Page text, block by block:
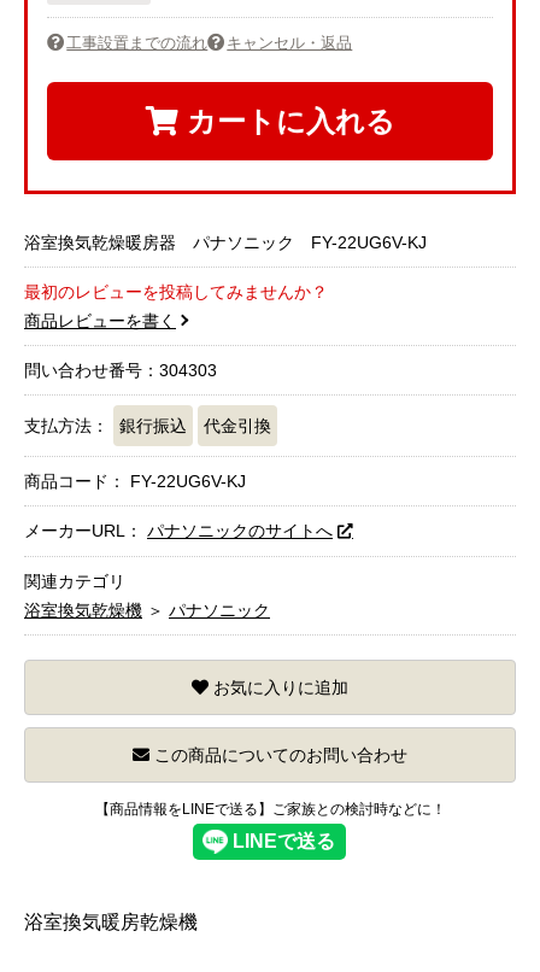
工事設置までの流れ キャンセル・返品
カートに入れる
浴室換気乾燥暖房器 パナソニック FY-22UG6V-KJ
最初のレビューを投稿してみませんか？
商品レビューを書く
問い合わせ番号：304303
支払方法： 銀行振込 代金引換
商品コード： FY-22UG6V-KJ
メーカーURL： パナソニックのサイトへ
関連カテゴリ
浴室換気乾燥機 ＞ パナソニック
お気に入りに追加
この商品についてのお問い合わせ
【商品情報をLINEで送る】ご家族との検討時などに！
浴室換気暖房乾燥機